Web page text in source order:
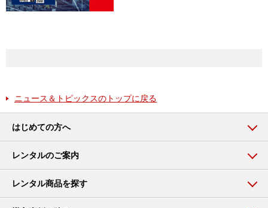
ニュース＆トピックスのトップに戻る
はじめての方へ
レンタルのご案内
レンタル商品を探す